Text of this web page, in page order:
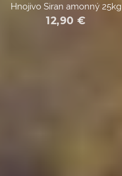
Hnojivo Siran amonný 25kg
12,90 €